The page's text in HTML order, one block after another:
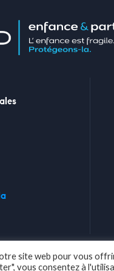
site web pour vous
vous consentez à